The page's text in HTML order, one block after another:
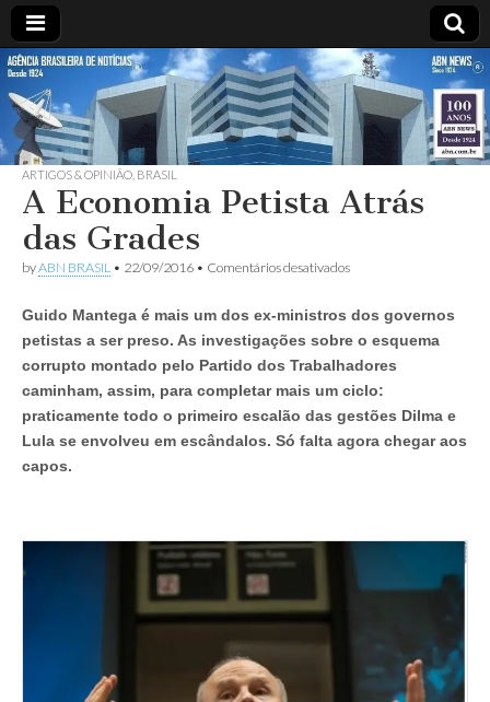
ABN
NEWS
Desde
1924:
ABN
Agência
Brasileira
de
Notícias
S.A.
ARTIGOS & OPINIÃO BRASIL
A Economia Petista Atrás
das Grades
byABN BRASIL • 22/09/2016 • Comentários desativadosem
Petista
Atrás
Grades
Guido Mantega é mais um dos ex-ministros dos governos
petistas a ser preso. As investigações sobre o esquema
corrupto montado pelo Partido dos Trabalhadores
caminham, assim, para completar mais um ciclo:
praticamente todo o primeiro escalão das gestões Dilma e
Lula se envolveu em escândalos. Só falta agora chegar aos
capos.